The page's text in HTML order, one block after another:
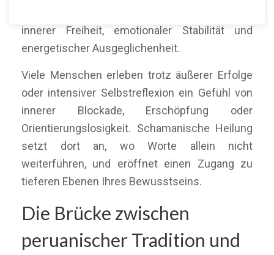
innerer Freiheit, emotionaler Stabilität und
energetischer Ausgeglichenheit.
Viele Menschen erleben trotz äußerer Erfolge
oder intensiver Selbstreflexion ein Gefühl von
innerer Blockade, Erschöpfung oder
Orientierungslosigkeit. Schamanische Heilung
setzt dort an, wo Worte allein nicht
weiterführen, und eröffnet einen Zugang zu
tieferen Ebenen Ihres Bewusstseins.
Die Brücke zwischen
peruanischer Tradition und